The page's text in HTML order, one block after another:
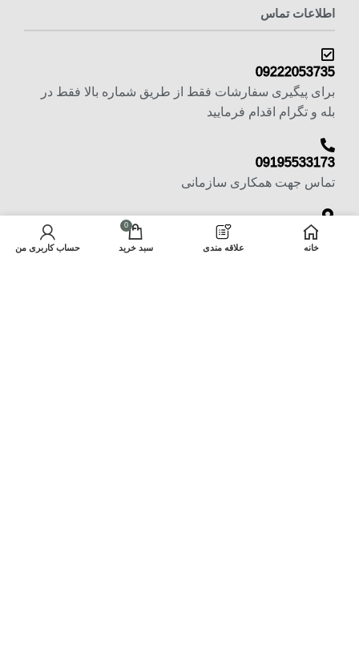
اطلاعات تماس
09222053735
برای پیگیری سفارشات فقط از طریق شماره بالا فقط در
بله و تگرام اقدام فرمایید
09195533173
تماس جهت همکاری سازمانی
تهران - بازار بزرگ تهران -چهارسوق بزرگ -پاساژ شمس
تبریزی -طبقه منفی یک پلاک 6
خانه علاقه مندی
0
سبد خرید حساب کاربری من